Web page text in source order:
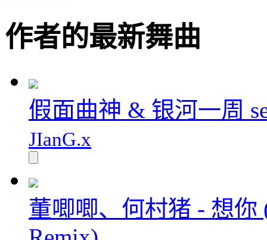
作者的最新舞曲
假面曲神 & 银河一周
JIanG.x
董唧唧、何村猪 - 想